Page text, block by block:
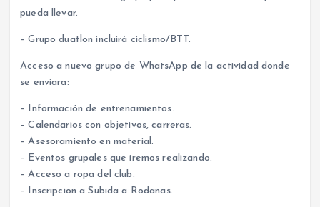
pueda llevar.
– Grupo duatlon incluirá ciclismo/BTT.
Acceso a nuevo grupo de WhatsApp de la actividad donde
se enviara:
– Información de entrenamientos.
– Calendarios con objetivos, carreras.
– Asesoramiento en material.
– Eventos grupales que iremos realizando.
– Acceso a ropa del club.
– Inscripcion a Subida a Rodanas.